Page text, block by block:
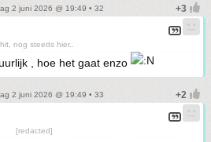
2 juni 2026 @ 19:49 • 32
nog steeds hier..
, hoe het gaat enzo
2 juni 2026 @ 19:49 • 33
[redacted]